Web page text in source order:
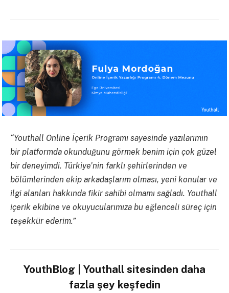
“Youthall Online İçerik Programı sayesinde yazılarımın
bir platformda okunduğunu görmek benim için çok güzel
bir deneyimdi. Türkiye’nin farklı şehirlerinden ve
bölümlerinden ekip arkadaşlarım olması, yeni konular ve
ilgi alanları hakkında fikir sahibi olmamı sağladı. Youthall
içerik ekibine ve okuyucularımıza bu eğlenceli süreç için
teşekkür ederim.”
YouthBlog | Youthall sitesinden daha
fazla şey keşfedin